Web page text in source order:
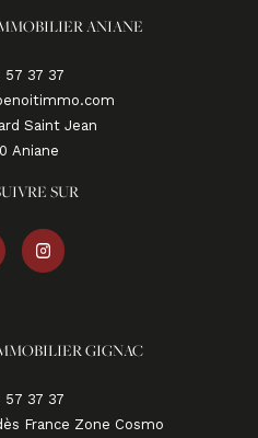
ANIANE
57 37 37
Saint Jean
aniane
SUR
GIGNAC
57 37 37
France Zone Cosmo